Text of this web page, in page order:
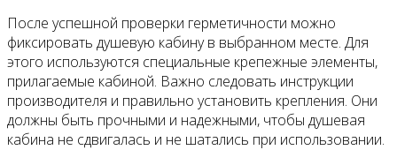
После успешной проверки герметичности можно
фиксировать душевую кабину в выбранном месте. Для
этого используются специальные крепежные элементы,
прилагаемые кабиной. Важно следовать инструкции
производителя и правильно установить крепления. Они
должны быть прочными и надежными, чтобы душевая
кабина не сдвигалась и не шатались при использовании.